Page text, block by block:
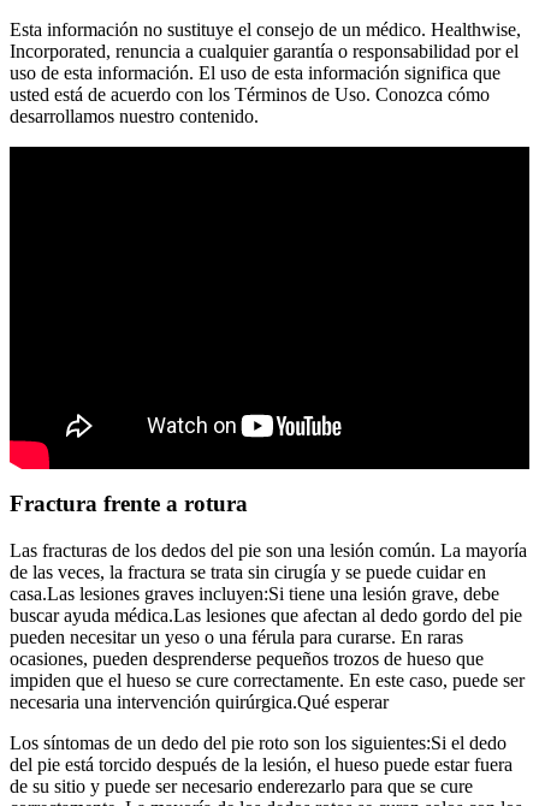
Esta información no sustituye el consejo de un médico. Healthwise,
Incorporated, renuncia a cualquier garantía o responsabilidad por el
uso de esta información. El uso de esta información significa que
usted está de acuerdo con los Términos de Uso. Conozca cómo
desarrollamos nuestro contenido.
Fractura frente a rotura
Las fracturas de los dedos del pie son una lesión común. La mayoría
de las veces, la fractura se trata sin cirugía y se puede cuidar en
casa.Las lesiones graves incluyen:Si tiene una lesión grave, debe
buscar ayuda médica.Las lesiones que afectan al dedo gordo del pie
pueden necesitar un yeso o una férula para curarse. En raras
ocasiones, pueden desprenderse pequeños trozos de hueso que
impiden que el hueso se cure correctamente. En este caso, puede ser
necesaria una intervención quirúrgica.Qué esperar
Los síntomas de un dedo del pie roto son los siguientes:Si el dedo
del pie está torcido después de la lesión, el hueso puede estar fuera
de su sitio y puede ser necesario enderezarlo para que se cure